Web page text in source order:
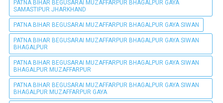
PATNA BIHAR BEGUSARAI MUZAFFARPUR BHAGALPUR GAYA
SAMASTIPUR JHARKHAND
PATNA BIHAR BEGUSARAI MUZAFFARPUR BHAGALPUR GAYA SIWAN
PATNA BIHAR BEGUSARAI MUZAFFARPUR BHAGALPUR GAYA SIWAN
BHAGALPUR
PATNA BIHAR BEGUSARAI MUZAFFARPUR BHAGALPUR GAYA SIWAN
BHAGALPUR MUZAFFARPUR
PATNA BIHAR BEGUSARAI MUZAFFARPUR BHAGALPUR GAYA SIWAN
BHAGALPUR MUZAFFARPUR GAYA